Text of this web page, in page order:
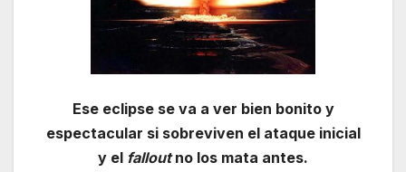
Ese eclipse se va a ver bien bonito y
espectacular si sobreviven el ataque inicial
y el falloutno los mata antes.